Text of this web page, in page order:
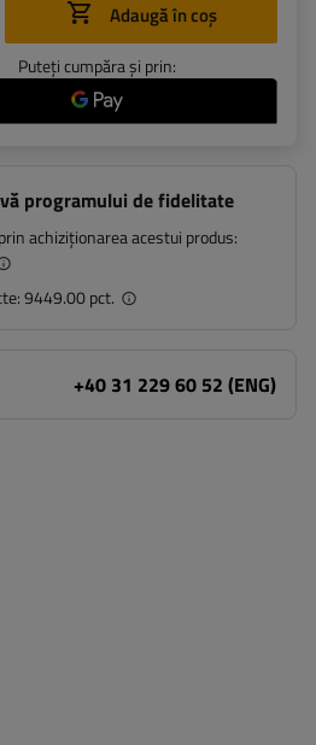
Adaugă în coș
Puteți cumpăra și prin:
programului de fidelitate
achiziționarea acestui produs:
9449.00 pct.
+40 31 229 60 52 (ENG)